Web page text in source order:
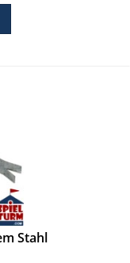
Stahl